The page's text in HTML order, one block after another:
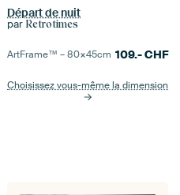
Départ de nuit
par Retrotimes
ArtFrame™ –80×45cm 109.-CHF
Choisissez vous-même la dimension